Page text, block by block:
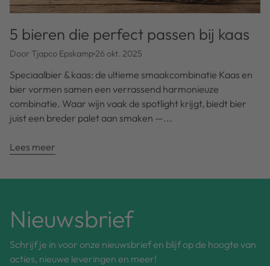
5 bieren die perfect passen bij kaas
Door Tjapco Epskamp 26 okt. 2025
Speciaalbier & kaas: de ultieme smaakcombinatie Kaas en
bier vormen samen een verrassend harmonieuze
combinatie. Waar wijn vaak de spotlight krijgt, biedt bier
juist een breder palet aan smaken —...
Lees meer
Nieuwsbrief
Schrijf je in voor onze nieuwsbrief en blijf op de hoogte van
acties, nieuwe leveringen en meer!